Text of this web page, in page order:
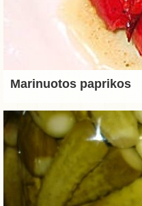
Marinuotos paprikos